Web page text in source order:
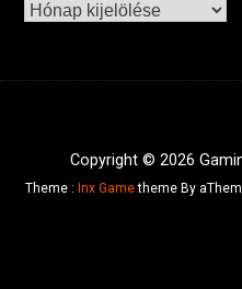
Archívum
Copyright © 2026
Theme : Inx Gametheme By